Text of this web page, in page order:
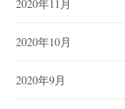
2020年11月
2020年10月
2020年9月